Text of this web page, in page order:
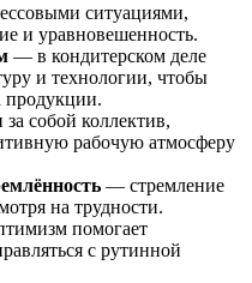
ситуациями,
и уравновешенность.
— в кондитерском деле
и технологии, чтобы
продукции.
собой коллектив,
рабочую атмосферу
— стремление
на трудности.
помогает
с рутинной